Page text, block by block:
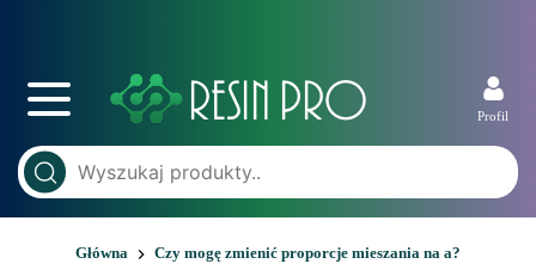
Profil
Główna Czy mogę zmienić proporcje mieszania na a?